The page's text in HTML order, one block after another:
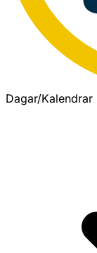
Dagar/Kalendrar